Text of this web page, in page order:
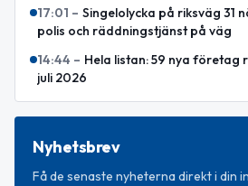
17:01 – Singelolycka på riksväg 31
polis och räddningstjänst på väg
14:44 – Hela listan: 59 nya företag
juli 2026
Nyhetsbrev
Få de senaste nyheterna direkt i din